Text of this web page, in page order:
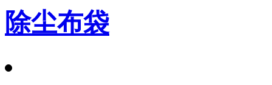
除尘布袋